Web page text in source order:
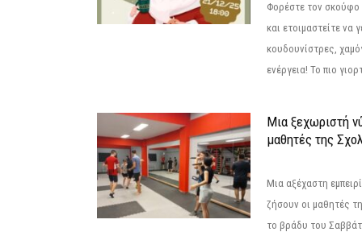
Φορέστε τον σκούφο
και ετοιμαστείτε να
κουδουνίστρες,
ενέργεια! Το πιο
Μια ξεχωριστή
μαθητές της
Μια αξέχαστη
ζήσουν οι μαθητές
το βράδυ του